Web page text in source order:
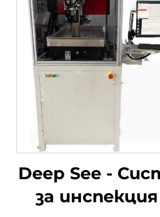
Deep See -
за